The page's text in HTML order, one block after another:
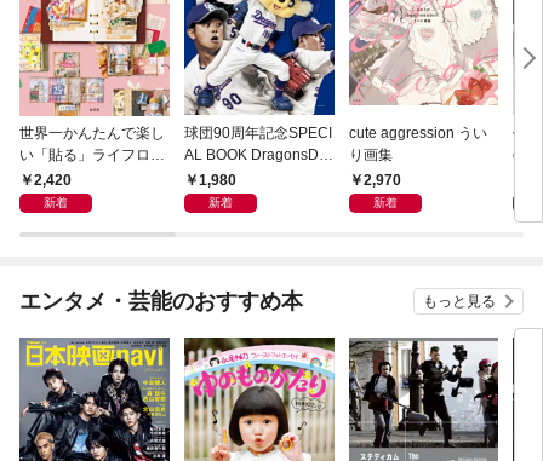
世界一かんたんで楽し
い「貼る」ライフログ
ジャンクジャーナルの
はじめ方
2,420
新着
球団90周年記念SPECI
AL BOOK DragonsDa
ys 2026
1,980
新着
cute aggression うい
り画集
2,970
新着
作
cts
エンタメ・芸能のおすすめ本 もっと見る